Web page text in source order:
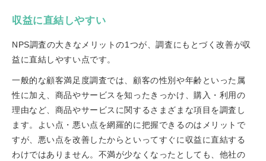
収益に直結しやすい
NPS調査の大きなメリットの1つが、調査にもとづく改善が収
益に直結しやすい点です。
一般的な顧客満足度調査では、顧客の性別や年齢といった属
性に加え、商品やサービスを知ったきっかけ、購入・利用の
理由など、商品やサービスに関するさまざまな項目を調査し
ます。よい点・悪い点を網羅的に把握できるのはメリットで
すが、悪い点を改善したからといってすぐに収益に直結する
わけではありません。不満が少なくなったとしても、他社の